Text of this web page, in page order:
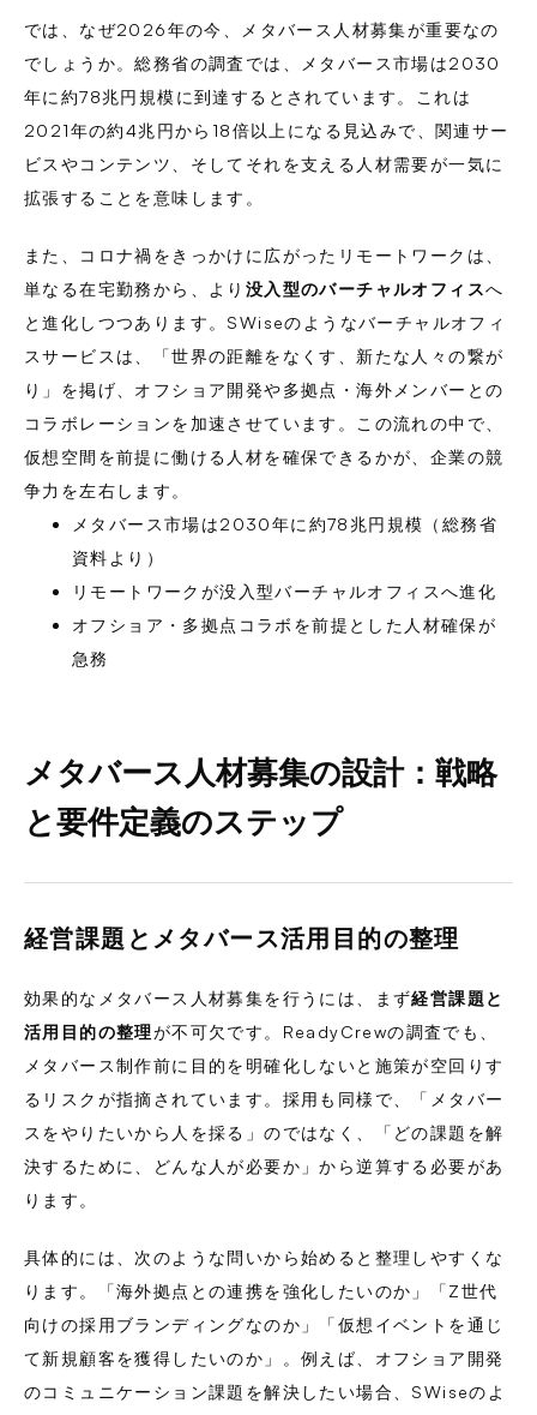
では、なぜ2026年の今、メタバース人材募集が重要なの
でしょうか。総務省の調査では、メタバース市場は2030
年に約78兆円規模に到達するとされています。これは
2021年の約4兆円から18倍以上になる見込みで、関連サー
ビスやコンテンツ、そしてそれを支える人材需要が一気に
拡張することを意味します。
また、コロナ禍をきっかけに広がったリモートワークは、
単なる在宅勤務から、より 没入型のバーチャルオフィスへ
と進化しつつあります。SWiseのようなバーチャルオフィ
スサービスは、「世界の距離をなくす、新たな人々の繋が
り」を掲げ、オフショア開発や多拠点・海外メンバーとの
コラボレーションを加速させています。この流れの中で、
仮想空間を前提に働ける人材を確保できるかが、企業の競
争力を左右します。
メタバース市場は2030年に約78兆円規模（総務省
資料より）
リモートワークが没入型バーチャルオフィスへ進化
オフショア・多拠点コラボを前提とした人材確保が
急務
メタバース人材募集の設計：戦略
と要件定義のステップ
経営課題とメタバース活用目的の整理
効果的なメタバース人材募集を行うには、まず経営課題と
活用目的の整理が不可欠です。ReadyCrewの調査でも、
メタバース制作前に目的を明確化しないと施策が空回りす
るリスクが指摘されています。採用も同様で、「メタバー
スをやりたいから人を採る」のではなく、「どの課題を解
決するために、どんな人が必要か」から逆算する必要があ
ります。
具体的には、次のような問いから始めると整理しやすくな
ります。「海外拠点との連携を強化したいのか」「Z世代
向けの採用ブランディングなのか」「仮想イベントを通じ
て新規顧客を獲得したいのか」。例えば、オフショア開発
のコミュニケーション課題を解決したい場合、SWiseのよ